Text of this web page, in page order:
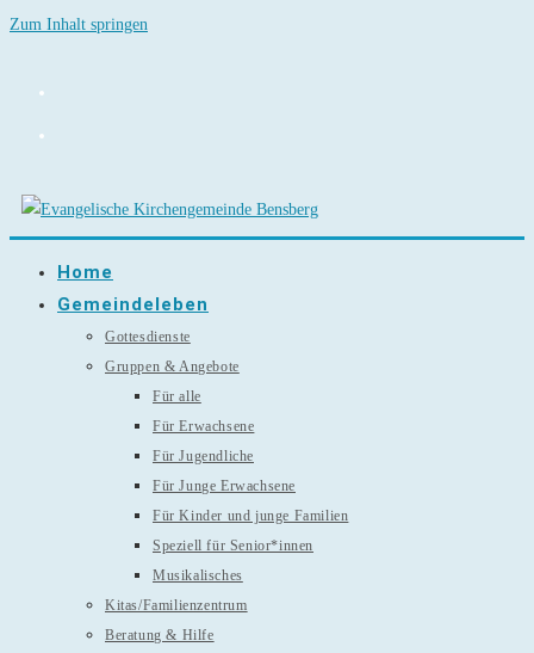
Zum Inhalt springen
Home
Gemeindeleben
Gottesdienste
Gruppen & Angebote
Für alle
Für Erwachsene
Für Jugendliche
Für Junge Erwachsene
Für Kinder und junge Familien
Speziell für Senior*innen
Musikalisches
Kitas/Familienzentrum
Beratung & Hilfe